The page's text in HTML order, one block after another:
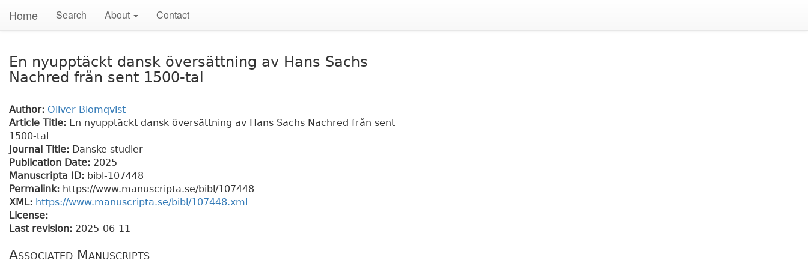
Home Search About Contact
En nyupptäckt dansk översättning av Hans Sachs
Nachred från sent 1500-tal
Author: Oliver Blomqvist
Article Title: En nyupptäckt dansk översättning av Hans Sachs Nachred från sent
1500-tal
Journal Title: Danske studier
Publication Date: 2025
Manuscripta ID: bibl-107448
Permalink: https://www.manuscripta.se/bibl/107448
XML: https://www.manuscripta.se/bibl/107448.xml
License:
Last revision: 2025-06-11
Associated Manuscripts